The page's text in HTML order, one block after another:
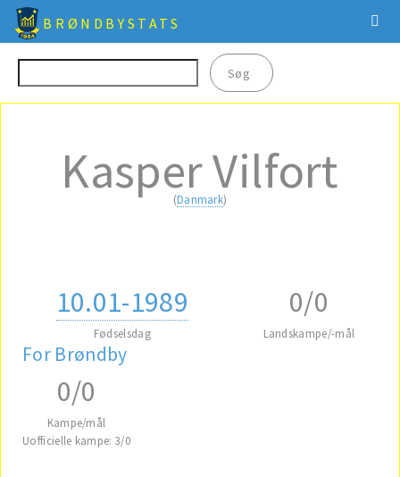
BRØNDBYSTATS
Kasper Vilfort
(Danmark)
10.01-1989
Fødselsdag
0/0
Landskampe/-mål
For Brøndby
0/0
Kampe/mål
Uofficielle kampe: 3/0